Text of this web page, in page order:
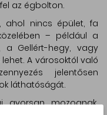
az égbolton.
ahol nincs épület, fa
– például a
a Gellért-hegy, vagy
A városoktól való
jelentősen
láthatóságát.
gyorsan mozognak,